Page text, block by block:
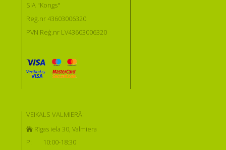
SIA "Kongs"
Reģ.nr 43603006320
PVN Reģ.nr LV43603006320
VEIKALS VALMIERĀ:
Rīgas iela 30, Valmiera
P:
10:00-18:30